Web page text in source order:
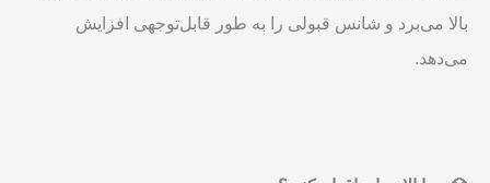
بالا می‌برد و شانس قبولی را به طور قابل‌توجهی افزایش
می‌دهد.